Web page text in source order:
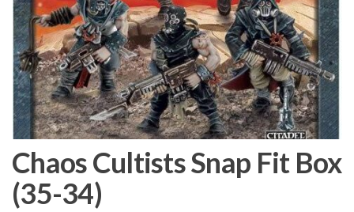
Chaos Cultists Snap Fit Box
(35-34)